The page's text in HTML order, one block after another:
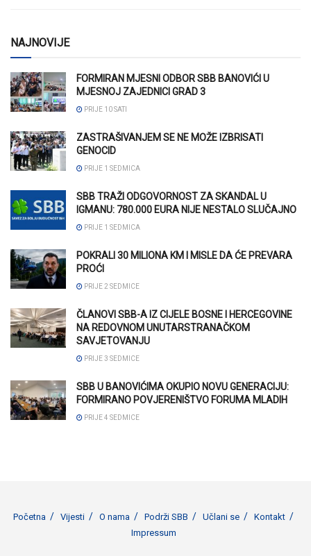
NAJNOVIJE
FORMIRAN MJESNI ODBOR SBB BANOVIĆI U
MJESNOJ ZAJEDNICI GRAD 3
PRIJE 10 SATI
ZASTRAŠIVANJEM SE NE MOŽE IZBRISATI
GENOCID
PRIJE 1 SEDMICA
SBB TRAŽI ODGOVORNOST ZA SKANDAL U
IGMANU: 780.000 EURA NIJE NESTALO SLUČAJNO
PRIJE 1 SEDMICA
POKRALI 30 MILIONA KM I MISLE DA ĆE PREVARA
PROĆI
PRIJE 2 SEDMICE
ČLANOVI SBB-A IZ CIJELE BOSNE I HERCEGOVINE
NA REDOVNOM UNUTARSTRANAČKOM
SAVJETOVANJU
PRIJE 3 SEDMICE
SBB U BANOVIĆIMA OKUPIO NOVU GENERACIJU:
FORMIRANO POVJERENIŠTVO FORUMA MLADIH
PRIJE 4 SEDMICE
Početna Vijesti O nama Podrži SBB Učlani se
Kontakt
Impressum